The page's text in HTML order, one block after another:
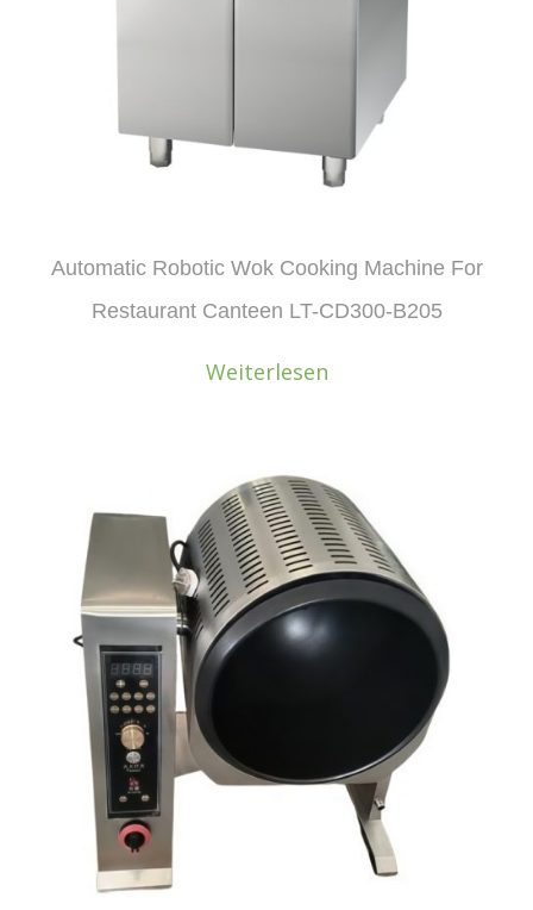
Automatic Robotic Wok Cooking Machine For
Restaurant Canteen LT-CD300-B205
Weiterlesen